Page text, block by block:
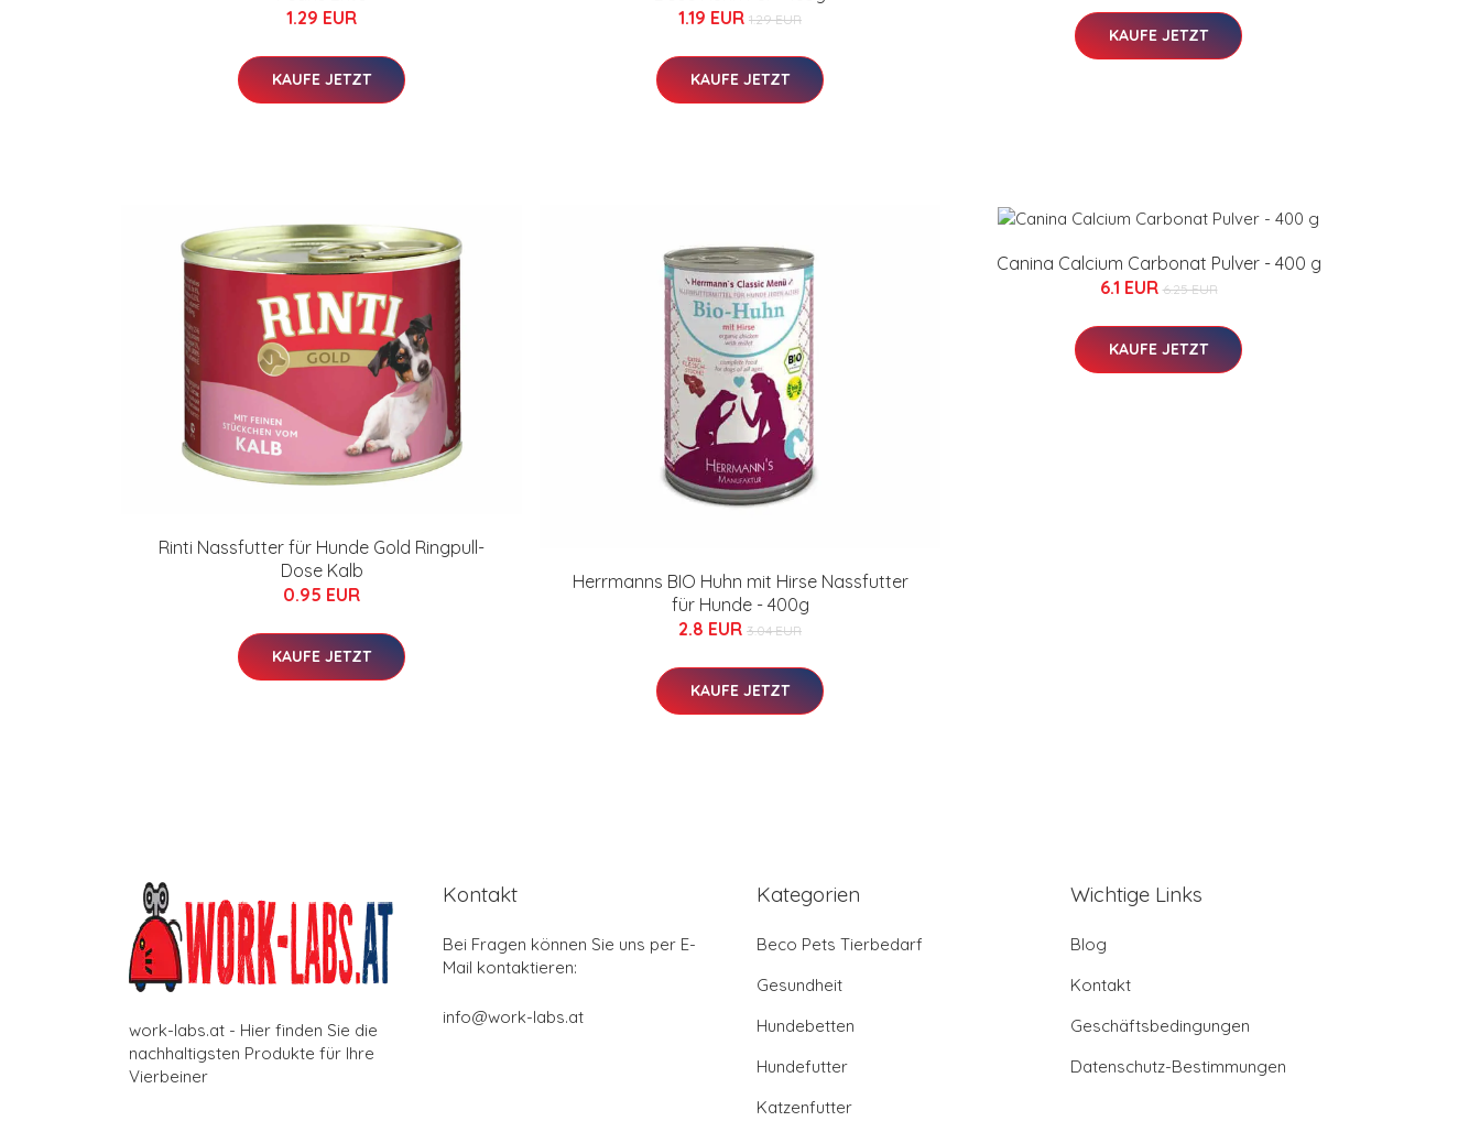
1.29 EUR
KAUFE JETZT
1.19 EUR 1.29 EUR
KAUFE JETZT
KAUFE JETZT
Rinti Nassfutter für Hunde Gold Ringpull-
Dose Kalb
0.95 EUR
KAUFE JETZT
Herrmanns BIO Huhn mit Hirse Nassfutter
für Hunde - 400g
2.8 EUR 3.04 EUR
KAUFE JETZT
Canina Calcium Carbonat Pulver - 400 g
6.1 EUR 6.25 EUR
KAUFE JETZT
work-labs.at - Hier finden Sie die
nachhaltigsten Produkte für Ihre
Vierbeiner
Kontakt
Bei Fragen können Sie uns per E-
Mail kontaktieren:
info@work-labs.at
Kategorien
Beco Pets Tierbedarf
Gesundheit
Hundebetten
Hundefutter
Katzenfutter
Wichtige Links
Blog
Kontakt
Geschäftsbedingungen
Datenschutz-Bestimmungen